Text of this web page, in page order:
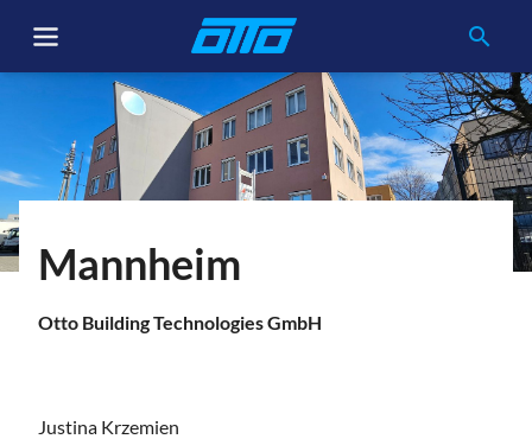
search
Mannheim
Otto Building Technologies GmbH
Justina Krzemien